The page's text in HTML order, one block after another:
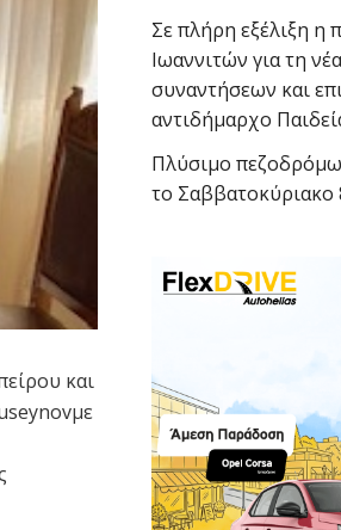
και
Σε πλήρη εξέλιξη η
Ιωαννιτών για τη
συναντήσεων και
αντιδήμαρχο
Πλύσιμο
το Σαββατοκύριακο